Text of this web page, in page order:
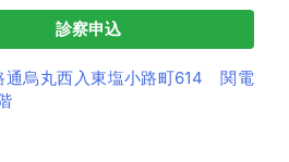
診察申込
通烏丸西入東塩小路町614 関電